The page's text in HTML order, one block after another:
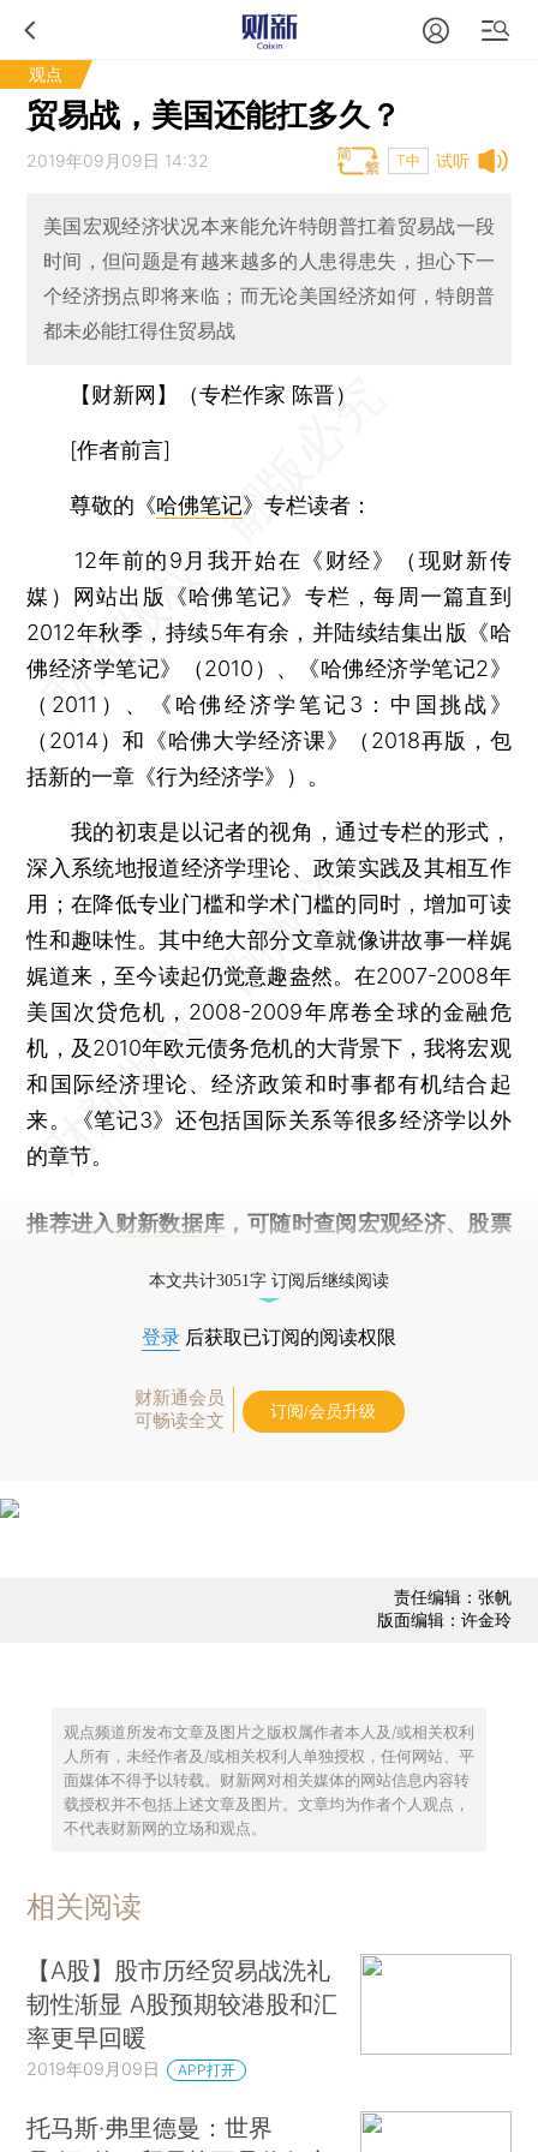
观点
贸易战，美国还能扛多久？
试听
2019年09月09日 14:32 T中
美国宏观经济状况本来能允许特朗普扛着贸易战一段
时间，但问题是有越来越多的人患得患失，担心下一
个经济拐点即将来临；而无论美国经济如何，特朗普
都未必能扛得住贸易战
【财新网】（专栏作家 陈晋）
[作者前言]
尊敬的《哈佛笔记》专栏读者：
12年前的9月我开始在《财经》（现财新传
媒）网站出版《哈佛笔记》专栏，每周一篇直到
2012年秋季，持续5年有余，并陆续结集出版《哈
佛经济学笔记》（2010）、《哈佛经济学笔记2》
（2011）、《哈佛经济学笔记3：中国挑战》
（2014）和《哈佛大学经济课》（2018再版，包
括新的一章《行为经济学》）。
我的初衷是以记者的视角，通过专栏的形式，
深入系统地报道经济学理论、政策实践及其相互作
用；在降低专业门槛和学术门槛的同时，增加可读
性和趣味性。其中绝大部分文章就像讲故事一样娓
娓道来，至今读起仍觉意趣盎然。在2007-2008年
美国次贷危机，2008-2009年席卷全球的金融危
机，及2010年欧元债务危机的大背景下，我将宏观
和国际经济理论、经济政策和时事都有机结合起
来。《笔记3》还包括国际关系等很多经济学以外
的章节。
推荐进入 财新数据库 ，可随时查阅宏观经济、股票
本文共计3051字 订阅后继续阅读
登录 后获取已订阅的阅读权限
财新通会员
可畅读全文
订阅/会员升级
责任编辑：张帆
版面编辑：许金玲
观点频道所发布文章及图片之版权属作者本人及/或相关权利
人所有，未经作者及/或相关权利人单独授权，任何网站、平
面媒体不得予以转载。财新网对相关媒体的网站信息内容转
载授权并不包括上述文章及图片。文章均为作者个人观点，
不代表财新网的立场和观点。
相关阅读
【A股】股市历经贸易战洗礼
韧性渐显 A股预期较港股和汇
率更早回暖
2019年09月09日 APP打开
托马斯·弗里德曼：世界